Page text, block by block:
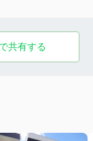
共有する